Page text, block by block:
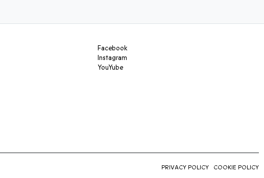
Facebook
Instagram
YouYube
PRIVACY POLICY COOKIE POLICY